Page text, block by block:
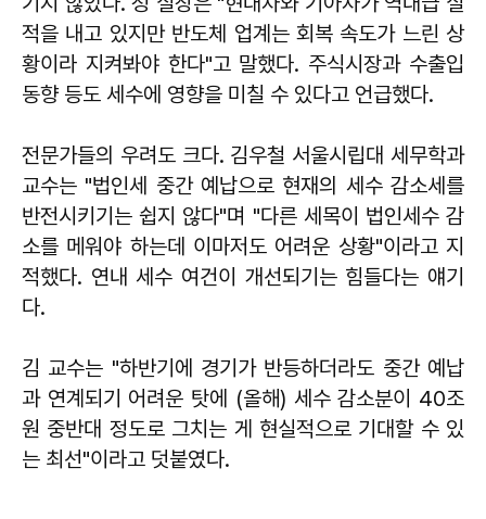
적을 내고 있지만 반도체 업계는 회복 속도가 느린 상
황이라 지켜봐야 한다"고 말했다. 주식시장과 수출입
동향 등도 세수에 영향을 미칠 수 있다고 언급했다.
전문가들의 우려도 크다. 김우철 서울시립대 세무학과
교수는 "법인세 중간 예납으로 현재의 세수 감소세를
반전시키기는 쉽지 않다"며 "다른 세목이 법인세수 감
소를 메워야 하는데 이마저도 어려운 상황"이라고 지
적했다. 연내 세수 여건이 개선되기는 힘들다는 얘기
다.
김 교수는 "하반기에 경기가 반등하더라도 중간 예납
과 연계되기 어려운 탓에 (올해) 세수 감소분이 40조
원 중반대 정도로 그치는 게 현실적으로 기대할 수 있
는 최선"이라고 덧붙였다.